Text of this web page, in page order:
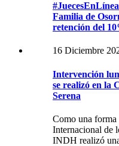
Familia de
retención del
16 Diciembre
Intervención
se realizó en la
Serena
Como una
Internacional de
INDH realizó